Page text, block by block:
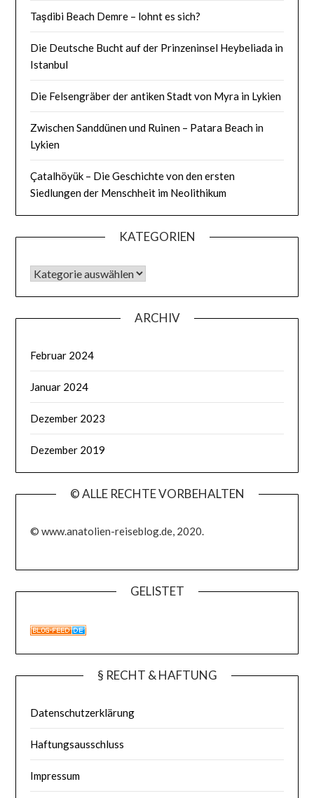
Taşdibi Beach Demre – lohnt es sich?
Die Deutsche Bucht auf der Prinzeninsel Heybeliada in
Istanbul
Die Felsengräber der antiken Stadt von Myra in Lykien
Zwischen Sanddünen und Ruinen – Patara Beach in
Lykien
Çatalhöyük – Die Geschichte von den ersten
Siedlungen der Menschheit im Neolithikum
KATEGORIEN
ARCHIV
Februar 2024
Januar 2024
Dezember 2023
Dezember 2019
© ALLE RECHTE VORBEHALTEN
© www.anatolien-reiseblog.de, 2020.
GELISTET
§ RECHT & HAFTUNG
Datenschutzerklärung
Haftungsausschluss
Impressum